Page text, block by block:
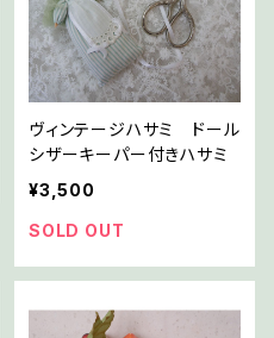
ヴィンテージハサミ ドール
シザーキーパー付きハサミ
¥3,500
SOLD OUT